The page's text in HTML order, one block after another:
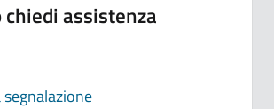
chiedi assistenza